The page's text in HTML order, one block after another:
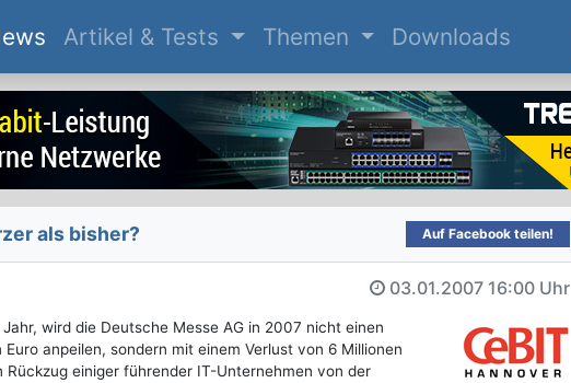
(current)
Artikel & Tests Themen Downloads
als bisher? Auf Facebook teilen!
03.01.2007 16:00 Uhr
wird die Deutsche Messe AG in 2007 nicht einen
anpeilen, sondern mit einem Verlust von 6 Millionen
einiger führender IT-Unternehmen von der